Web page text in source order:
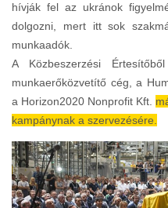
hívják fel az ukránok
dolgozni, mert itt sok
munkaadók.
A Közbeszerzési
munkaerőközvetítő cég, a
a Horizon2020 Nonprofit Kft.
kampánynak a szervezésére.